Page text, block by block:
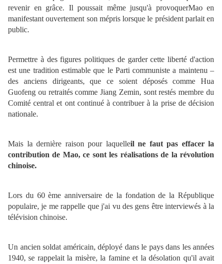
revenir en grâce. Il poussait même jusqu'à provoquerMao en
manifestant ouvertement son mépris lorsque le président parlait en
public.
Permettre à des figures politiques de garder cette liberté d'action
est une tradition estimable que le Parti communiste a maintenu –
des anciens dirigeants, que ce soient déposés comme Hua
Guofeng ou retraités comme Jiang Zemin, sont restés membre du
Comité central et ont continué à contribuer à la prise de décision
nationale.
Mais la dernière raison pour laquelleil ne faut pas effacer la
contribution de Mao, ce sont les réalisations de la révolution
chinoise.
Lors du 60 ème anniversaire de la fondation de la République
populaire, je me rappelle que j'ai vu des gens être interviewés à la
télévision chinoise.
Un ancien soldat américain, déployé dans le pays dans les années
1940, se rappelait la misère, la famine et la désolation qu'il avait